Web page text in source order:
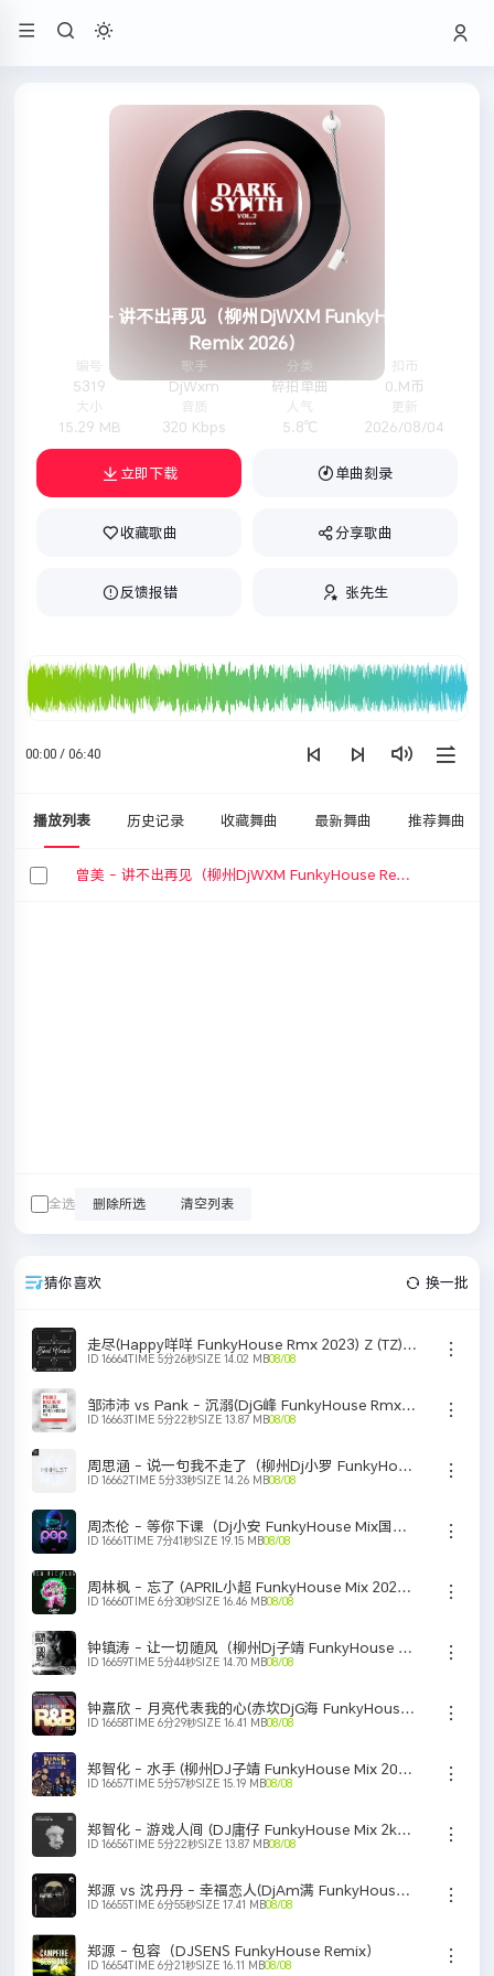
曾美 - 讲不出再见（柳州DjWXM FunkyHouse
Remix 2026）
5319 DjWxm 碎拍单曲 0.M币
15.29 MB 320 Kbps 5.8℃ 2026/08/04
立即下载 单曲刻录
收藏歌曲 分享歌曲
反馈报错 张先生
00:00 / 06:40
播放列表 历史记录 收藏舞曲 最新舞曲 推荐舞曲
曾美 - 讲不出再见（柳州DjWXM FunkyHouse Remix 2026）
全选 删除所选 清空列表
猜你喜欢 换一批
走尽(Happy咩咩 FunkyHouse Rmx 2023) Z (TZ) ZJ(Ha
ID 16664TIME 5分26秒SIZE 14.02 MB08/08
邹沛沛 vs Pank - 沉溺(DjG峰 FunkyHouse Rmx 2k25) C
ID 16663TIME 5分22秒SIZE 13.87 MB08/08
周思涵 - 说一句我不走了（柳州Dj小罗 FunkyHouse Mix国语女）
ID 16662TIME 5分33秒SIZE 14.26 MB08/08
周杰伦 - 等你下课（Dj小安 FunkyHouse Mix国语男）
ID 16661TIME 7分41秒SIZE 19.15 MB08/08
周林枫 - 忘了 (APRIL小超 FunkyHouse Mix 2023)o9k2
ID 16660TIME 6分30秒SIZE 16.46 MB08/08
钟镇涛 - 让一切随风（柳州Dj子靖 FunkyHouse Mix粤语男）v2
ID 16659TIME 5分44秒SIZE 14.70 MB08/08
钟嘉欣 - 月亮代表我的心(赤坎DjG海 FunkyHouse Rmx 2023) Y
ID 16658TIME 6分29秒SIZE 16.41 MB08/08
郑智化 - 水手 (柳州DJ子靖 FunkyHouse Mix 2023)q9yw
ID 16657TIME 5分57秒SIZE 15.19 MB08/08
郑智化 - 游戏人间 (DJ庸仔 FunkyHouse Mix 2k25) Y ZZH
ID 16656TIME 5分22秒SIZE 13.87 MB08/08
郑源 vs 沈丹丹 - 幸福恋人(DjAm满 FunkyHouse Rmx 2k25)
ID 16655TIME 6分55秒SIZE 17.41 MB08/08
郑源 - 包容（DJSENS FunkyHouse Remix）
ID 16654TIME 6分21秒SIZE 16.11 MB08/08